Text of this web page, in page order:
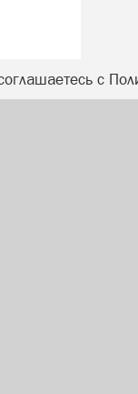
с